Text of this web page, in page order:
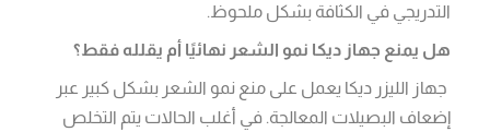
التدريجي في الكثافة بشكل ملحوظ.
هل يمنع جهاز ديكا نمو الشعر نهائيًا أم يقلله فقط؟
جهاز الليزر ديكا يعمل على منع نمو الشعر بشكل كبير عبر
إضعاف البصيلات المعالجة. في أغلب الحالات يتم التخلص